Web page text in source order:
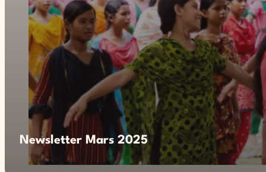
Newsletter Mars 2025